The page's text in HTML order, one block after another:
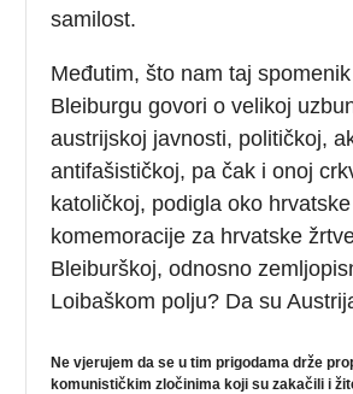
samilost.
Međutim, što nam taj
Bleiburgu govori o velikoj
austrijskoj javnosti, političkoj,
antifašističkoj, pa čak i onoj
katoličkoj, podigla oko hrvatske
komemoracije za hrvatske
Bleiburškoj, odnosno
Loibaškom polju? Da su
Ne vjerujem da se u tim prigodama drže
komunističkim zločinima koji su zakačili i